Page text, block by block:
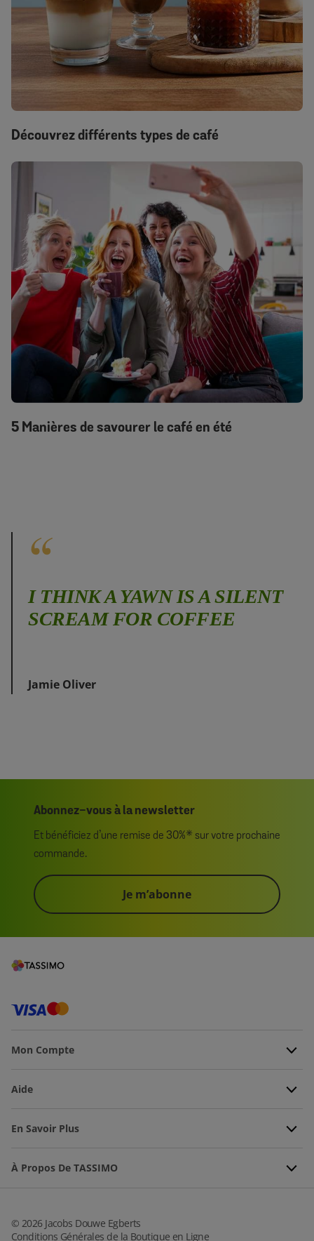
Découvrez différents types de café
5 Manières de savourer le café en été
I THINK A YAWN IS A SILENT
SCREAM FOR COFFEE
Jamie Oliver
Abonnez-vous à la newsletter
Et bénéficiez d’une remise de 30%* sur votre prochaine
commande.
Je m’abonne
Mon Compte
Aide
En Savoir Plus
À Propos De TASSIMO
© 2026Jacobs Douwe Egberts
Conditions Générales de la Boutique en Ligne